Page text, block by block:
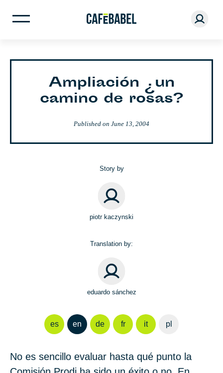
Ampliación ¿un
camino de rosas?
Published on June 13, 2004
Story by
piotr kaczynski
Translation by:
eduardo sánchez
es en de fr it pl
No es sencillo evaluar hasta qué punto la